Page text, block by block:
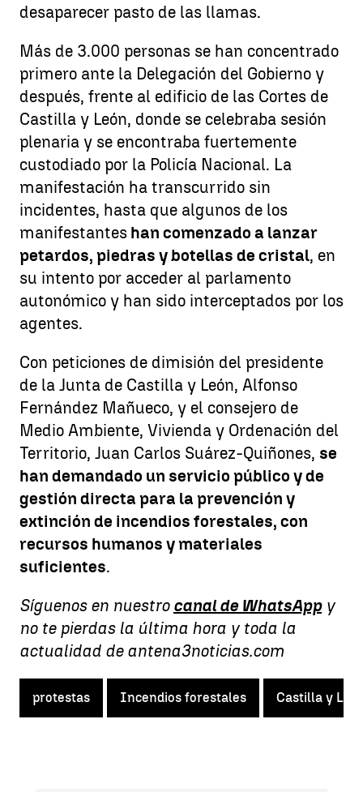
desaparecer pasto de las llamas.
Más de 3.000 personas se han concentrado
primero ante la Delegación del Gobierno y
después, frente al edificio de las Cortes de
Castilla y León, donde se celebraba sesión
plenaria y se encontraba fuertemente
custodiado por la Policía Nacional. La
manifestación ha transcurrido sin
incidentes, hasta que algunos de los
manifestantes han comenzado a lanzar
petardos, piedras y botellas de cristal, en
su intento por acceder al parlamento
autonómico y han sido interceptados por los
agentes.
Con peticiones de dimisión del presidente
de la Junta de Castilla y León, Alfonso
Fernández Mañueco, y el consejero de
Medio Ambiente, Vivienda y Ordenación del
Territorio, Juan Carlos Suárez-Quiñones, se
han demandado un servicio público y de
gestión directa para la prevención y
extinción de incendios forestales, con
recursos humanos y materiales
suficientes.
Síguenos en nuestro canal de WhatsAppy
no te pierdas la última hora y toda la
actualidad de antena3noticias.com
protestas Incendios forestales Castilla y